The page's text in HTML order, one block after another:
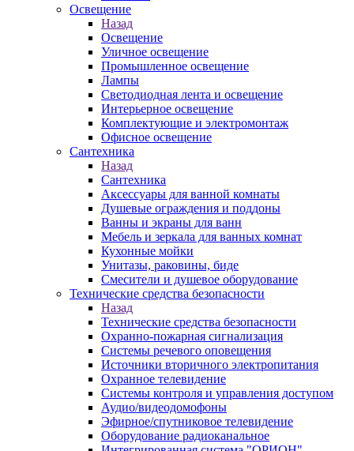
Освещение
Назад
Освещение
Уличное освещение
Промышленное освещение
Лампы
Светодиодная лента и освещение
Интерьерное освещение
Комплектующие и электромонтаж
Офисное освещение
Сантехника
Назад
Сантехника
Аксессуары для ванной комнаты
Душевые ограждения и поддоны
Ванны и экраны для ванн
Мебель и зеркала для ванных комнат
Кухонные мойки
Унитазы, раковины, биде
Смесители и душевое оборудование
Технические средства безопасности
Назад
Технические средства безопасности
Охранно-пожарная сигнализация
Системы речевого оповещения
Источники вторичного электропитания
Охранное телевидение
Системы контроля и управления доступом
Аудио/видеодомофоны
Эфирное/спутниковое телевидение
Оборудование радиоканальное